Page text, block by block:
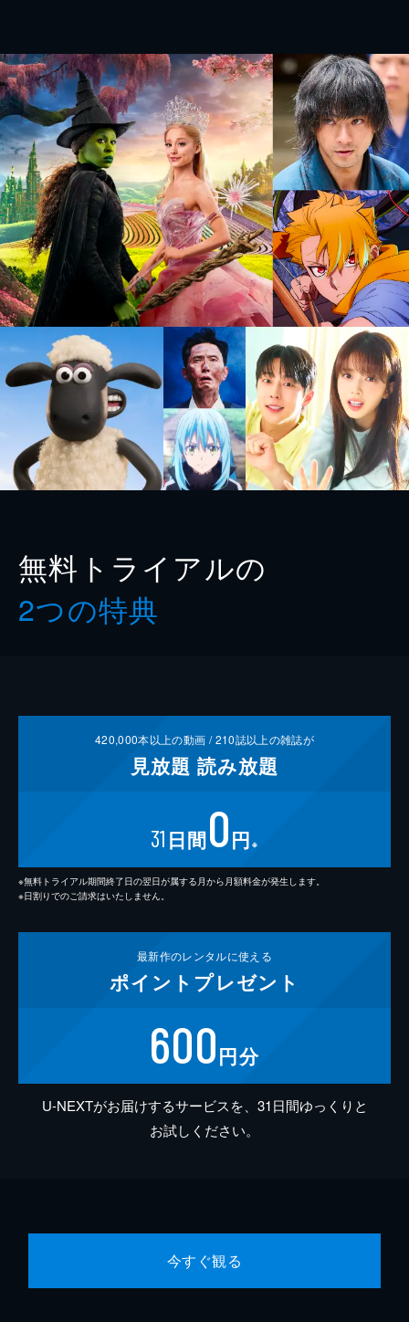
無料トライアルの
2つの特典
420,000本以上の動画 /210誌以上の雑誌が
見放題 読み放題
31 日間0円 ※
※無料トライアル期間終了日の翌日が属する月から月額料金が発生します。
※日割りでのご請求はいたしません。
最新作のレンタルに使える
ポイント プレゼント
600円分
U-NEXTがお届けするサービスを、31日間ゆっくりと
お試しください。
今すぐ観る